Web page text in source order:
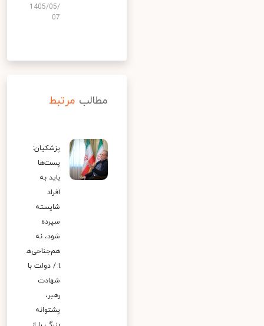
1405/05/
07
مطالب مرتبط
پزشکیان:
پست‌ها
باید به
افراد
شایسته
سپرده
شود، نه
هم‌جناحی‌ه
ا / دولت با
شهادت
رهبر،
پشتوانه